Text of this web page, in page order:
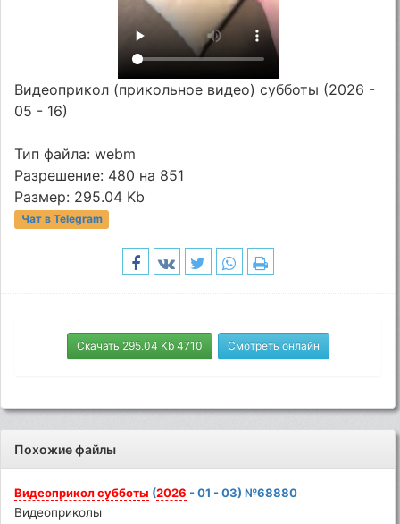
Видеоприкол (прикольное видео) субботы (2026 -
05 - 16)
Тип файла: webm
Разрешение: 480 на 851
Размер: 295.04 Kb
Чат в Telegram
Скачать 295.04 Kb 4710 Смотреть онлайн
Похожие файлы
Видеоприкол субботы (2026 - 01 - 03) №68880
Видеоприколы